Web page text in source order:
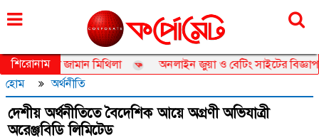
শনিবার, ০৮ আগস্ট ২০২৬, ২৪ শ্রাবণ ১৪৩৩
শিরোনাম
তানজিয়া জামান মিথিলা
অনলাইন জুয়া ও বেটিং সাইটের বিজ্ঞাপন
হোম
অর্থনীতি
দেশীয় অর্থনীতিতে বৈদেশিক আয়ে অগ্রণী অভিযাত্রী
অরেঞ্জবিডি লিমিটেড